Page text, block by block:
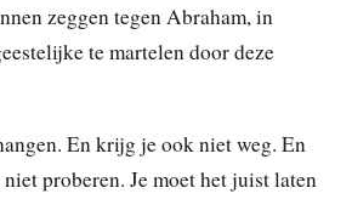
zeggen tegen Abraham, in
te martelen door deze
En krijg je ook niet weg. En
proberen. Je moet het juist laten